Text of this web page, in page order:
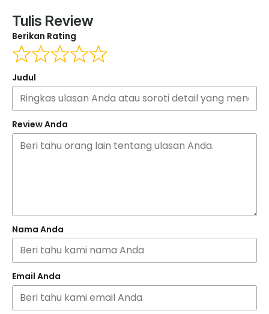
Tulis Review
Berikan Rating
Judul
Review Anda
Nama Anda
Email Anda